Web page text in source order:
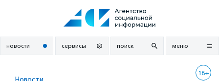
новости сервисы поиск меню
18+
Новости